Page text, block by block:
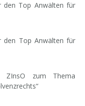
den Top Anwälten für
den Top Anwälten für
ZInsO zum Thema